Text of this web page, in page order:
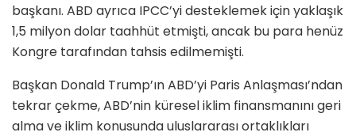
başkanı. ABD ayrıca IPCC’yi desteklemek için yaklaşık
1,5 milyon dolar taahhüt etmişti, ancak bu para henüz
Kongre tarafından tahsis edilmemişti.
Başkan Donald Trump’ın ABD’yi Paris Anlaşması’ndan
tekrar çekme, ABD’nin küresel iklim finansmanını geri
alma ve iklim konusunda uluslararası ortaklıkları